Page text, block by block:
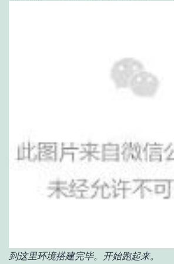
到这里环境搭建完毕。开始跑起来。